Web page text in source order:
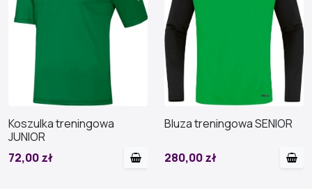
Koszulka treningowa
JUNIOR
72,00 zł
Bluza treningowa SENIOR
280,00 zł